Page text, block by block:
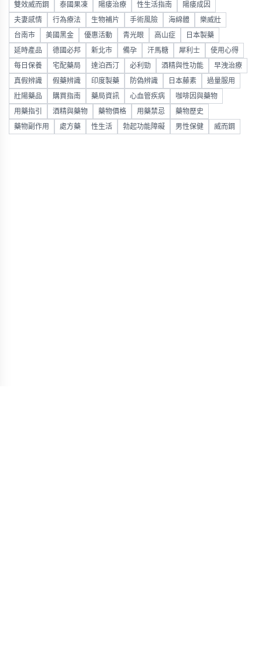
雙效威而鋼 泰國果凍 陽痿治療 性生活指南 陽痿成因
夫妻感情 行為療法 生物補片 手術風險 海綿體 樂威壯
台南市 美國黑金 優惠活動 青光眼 高山症 日本製藥
延時產品 德國必邦 新北市 備孕 汗馬糖 犀利士 使用心得
每日保養 宅配藥局 達泊西汀 必利勁 酒精與性功能 早洩治療
真假辨識 假藥辨識 印度製藥 防偽辨識 日本藤素 過量服用
壯陽藥品 購買指南 藥局資訊 心血管疾病 咖啡因與藥物
用藥指引 酒精與藥物 藥物價格 用藥禁忌 藥物歷史
藥物副作用 處方藥 性生活 勃起功能障礙 男性保健 威而鋼